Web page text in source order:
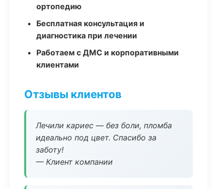
ортопедию
Бесплатная консультация и
диагностика при лечении
Работаем с ДМС и корпоративными
клиентами
Отзывы клиентов
Лечили кариес — без боли, пломба
идеально под цвет. Спасибо за
заботу!
— Клиент компании